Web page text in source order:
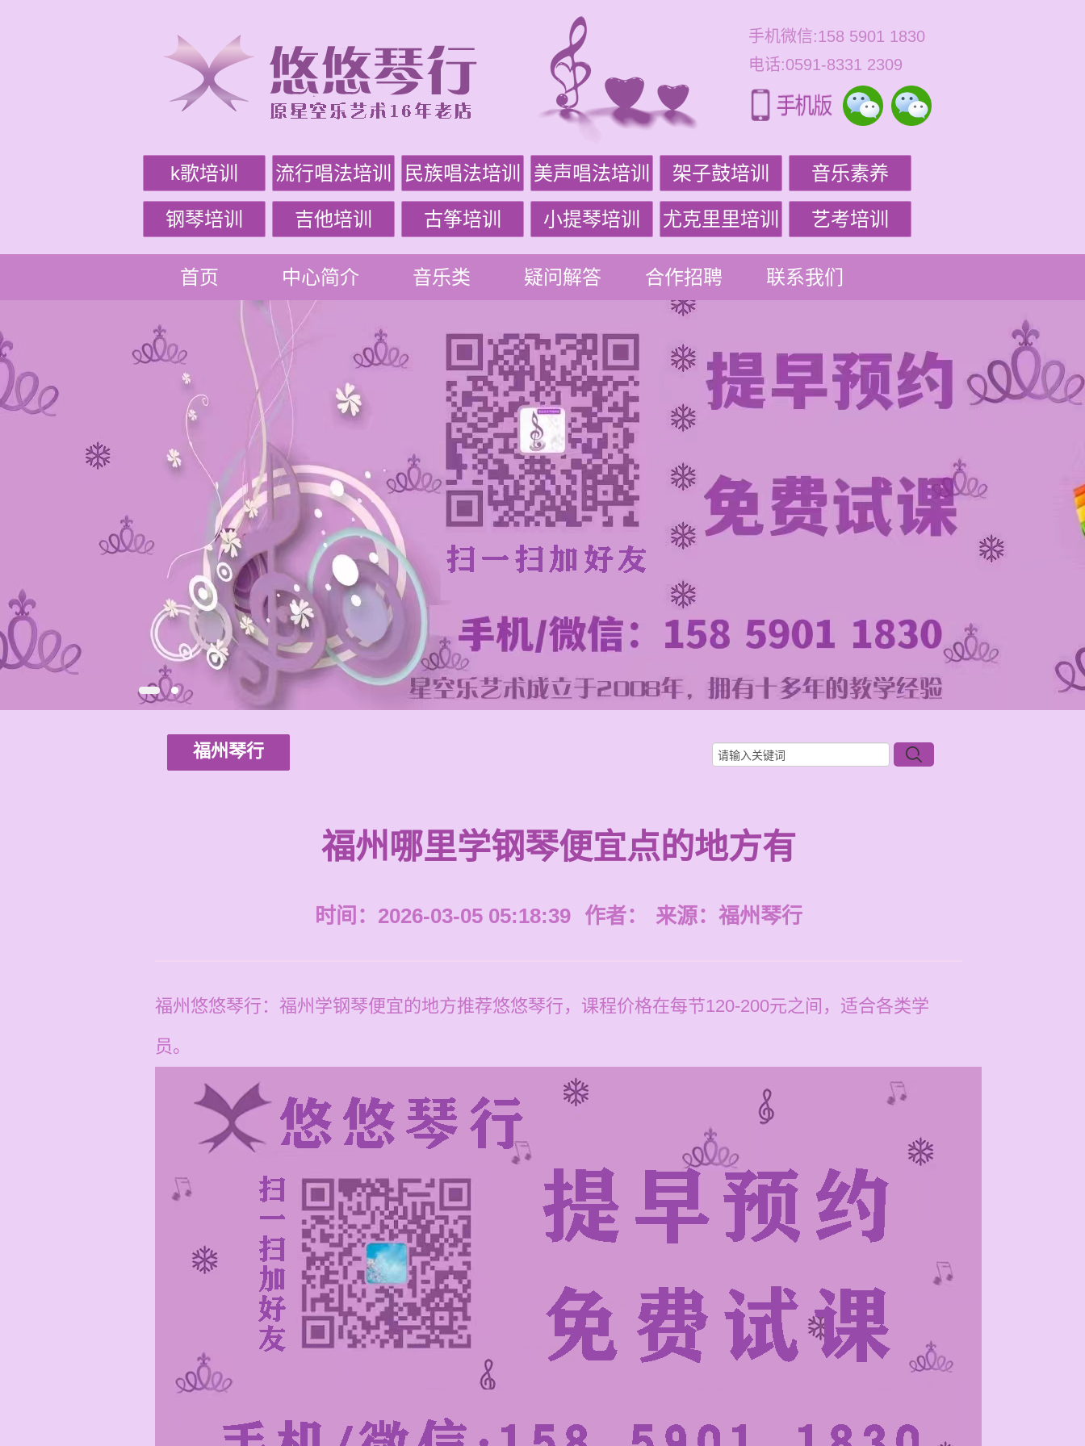
手机微信:158 5901 1830
电话:0591-8331 2309
k歌培训 流行唱法培训 民族唱法培训 美声唱法培训 架子鼓培训 音乐素养
钢琴培训 吉他培训 古筝培训 小提琴培训 尤克里里培训 艺考培训
首页 中心简介 音乐类 疑问解答 合作招聘 联系我们
福州琴行
福州哪里学钢琴便宜点的地方有
时间：2026-03-05 05:18:39 作者： 来源： 福州琴行
福州悠悠琴行：福州学钢琴便宜的地方推荐悠悠琴行，课程价格在每节120-200元之间，适合各类学
员。